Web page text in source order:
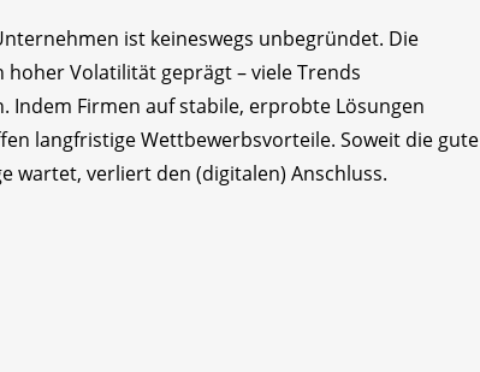
ist keineswegs unbegründet. Die
Volatilität geprägt – viele Trends
Firmen auf stabile, erprobte Lösungen
langfristige Wettbewerbsvorteile. Soweit die gute
wartet, verliert den (digitalen) Anschluss.